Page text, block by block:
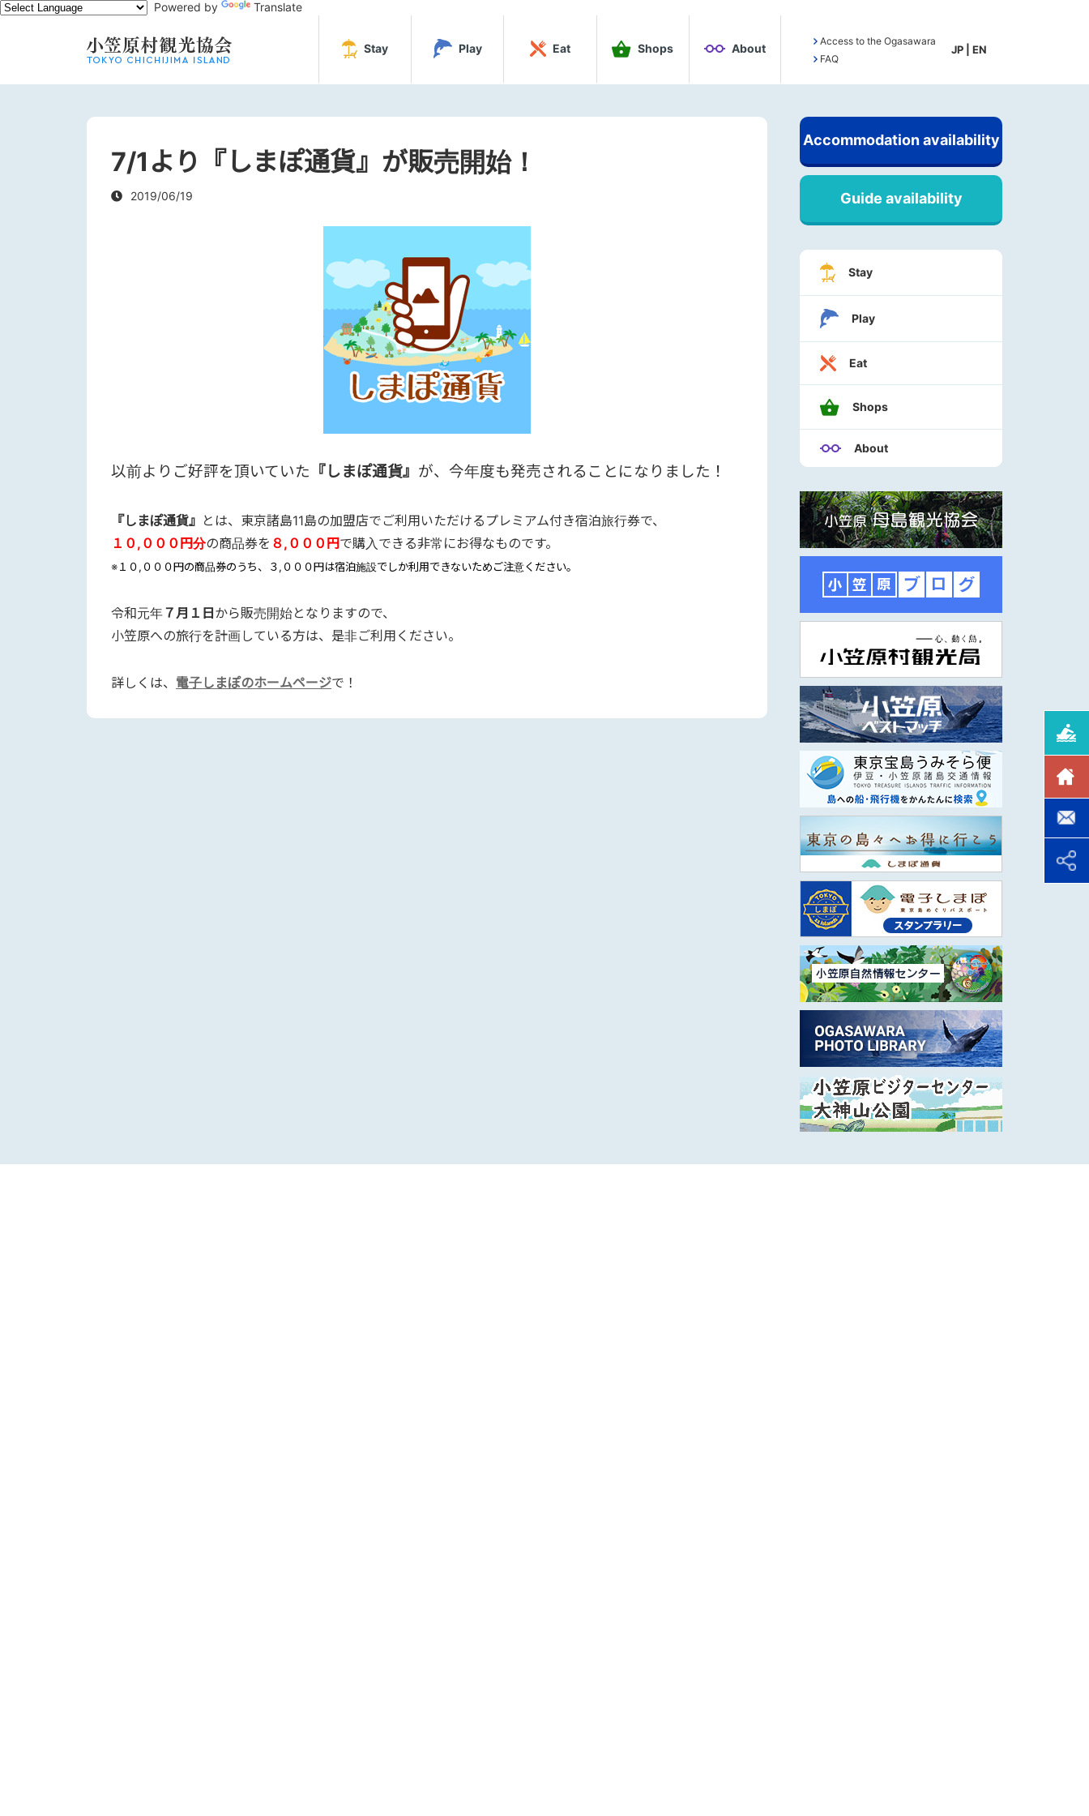
Powered by Translate
Stay Play Eat Shops About
Access to the Ogasawara
FAQ
JP EN
7/1より『しまぽ通貨』が販売開始！
2019/06/19
以前よりご好評を頂いていた 『しまぽ通貨』 が、今年度も発売されることになりました！
『しまぽ通貨』 とは、東京諸島11島の加盟店でご利用いただけるプレミアム付き宿泊旅行券で、
１０,０００円分の商品券を ８,０００円で購入できる非常にお得なものです。
※ １０,０００円の商品券のうち、３,０００円は宿泊施設でしか利用できないためご注意ください。
令和元年７月１日から販売開始となりますので、
小笠原への旅行を計画している方は、是非ご利用ください。
詳しくは、 電子しまぽのホームページで！
Accommodation availability
Guide availability
Stay
Play
Eat
Shops
About